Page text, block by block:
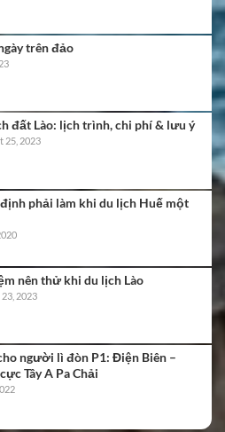
trên đảo
đất Lào: lịch trình, chi phí & lưu ý
25, 2023
phải làm khi du lịch Huế một
nên thử khi du lịch Lào
2023
người lì đòn P1: Điện Biên –
Tây A Pa Chải